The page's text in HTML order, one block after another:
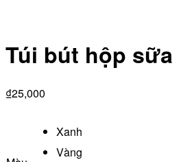
Túi bút hộp sữa
₫25,000
Xanh
Vàng